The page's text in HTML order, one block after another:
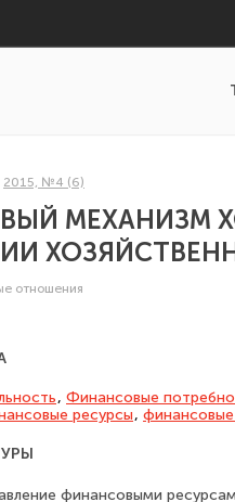
2015, №4 (6)
МЕХАНИЗМ
отношения
, Финансовые
ресурсы,
финансовыми